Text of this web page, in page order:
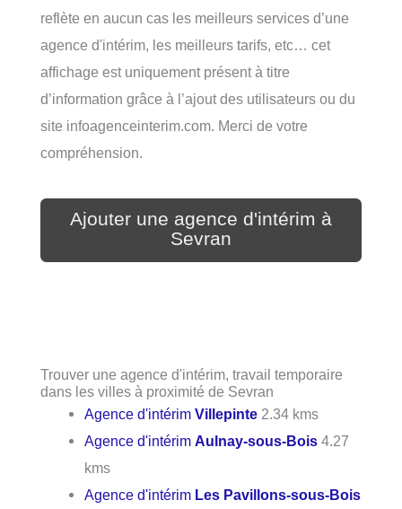
reflète en aucun cas les meilleurs services d’une
agence d'intérim, les meilleurs tarifs, etc… cet
affichage est uniquement présent à titre
d’information grâce à l’ajout des utilisateurs ou du
site infoagenceinterim.com. Merci de votre
compréhension.
Ajouter une agence d'intérim à
Sevran
Trouver une agence d'intérim, travail temporaire
dans les villes à proximité de Sevran
Agence d'intérimVillepinte 2.34 kms
Agence d'intérimAulnay-sous-Bois 4.27
kms
Agence d'intérim Les Pavillons-sous-Bois